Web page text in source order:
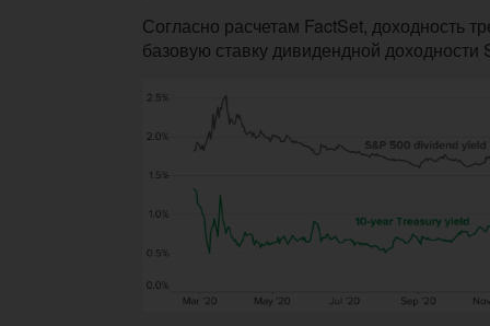
Согласно расчетам FactSet, доходность
базовую ставку дивидендной доходности